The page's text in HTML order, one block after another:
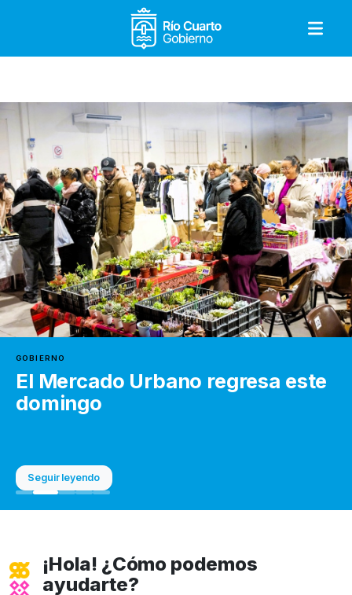
Gobierno de Río
GOBIERNO
El Mercado Urbano regresa este
domingo
Seguir leyendo
¡Hola! ¿Cómo podemos
ayudarte?